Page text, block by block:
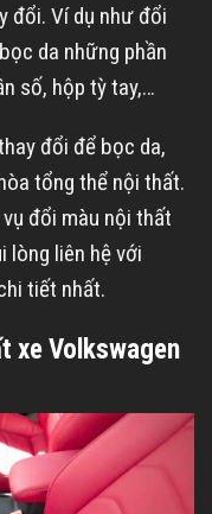
đổi. Ví dụ như đổi
da những phần
số, hộp tỳ tay,…
đổi để bọc da,
tổng thể nội thất.
đổi màu nội thất
lòng liên hệ với
tiết nhất.
xe Volkswagen